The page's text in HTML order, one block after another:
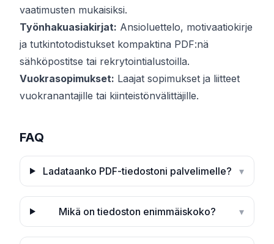
vaatimusten mukaisiksi.
Työnhakuasiakirjat: Ansioluettelo, motivaatiokirje
ja tutkintotodistukset kompaktina PDF:nä
sähköpostitse tai rekrytointialustoilla.
Vuokrasopimukset: Laajat sopimukset ja liitteet
vuokranantajille tai kiinteistönvälittäjille.
FAQ
Ladataanko PDF-tiedostoni palvelimelle? ▾
Mikä on tiedoston enimmäiskoko? ▾